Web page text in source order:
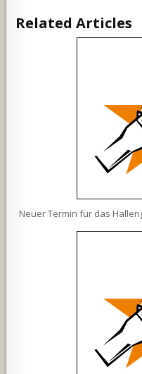
Related Articles
Neuer Termin für das